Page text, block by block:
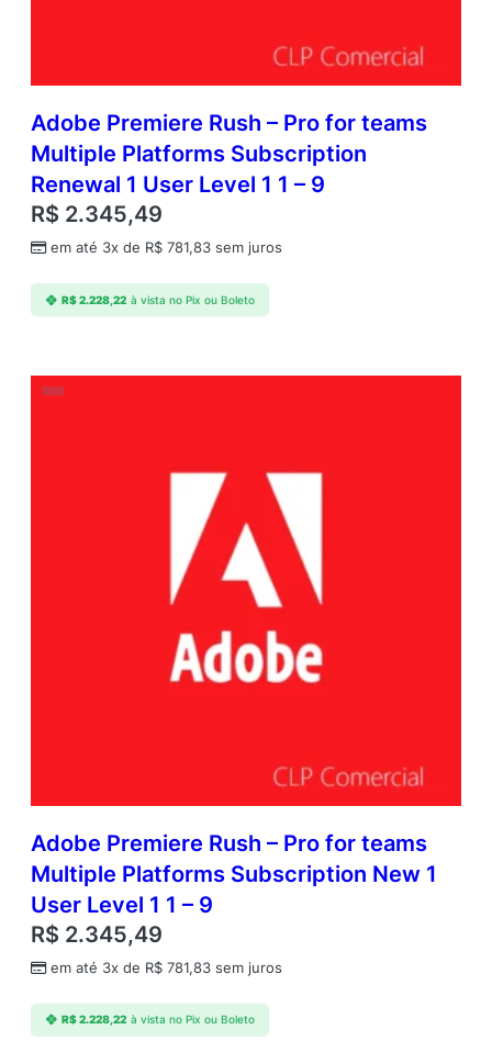
Adobe Premiere Rush – Pro for teams
Multiple Platforms Subscription
Renewal 1 User Level 1 1 – 9
R$ 2.345,49
em até 3x de R$ 781,83 sem juros
R$2.228,22 à vista no Pix ou Boleto
Adobe Premiere Rush – Pro for teams
Multiple Platforms Subscription New 1
User Level 1 1 – 9
R$ 2.345,49
em até 3x de R$ 781,83 sem juros
R$2.228,22 à vista no Pix ou Boleto